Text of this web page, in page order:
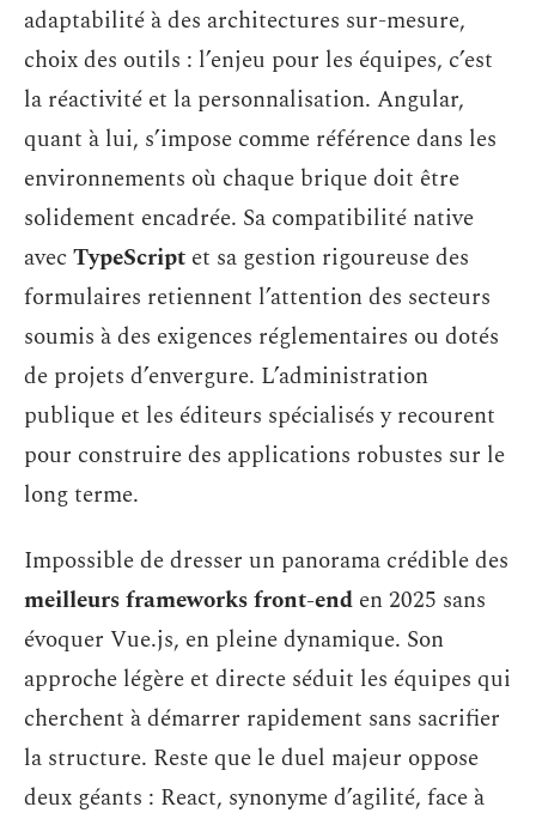
adaptabilité à des architectures sur-mesure,
choix des outils : l’enjeu pour les équipes, c’est
la réactivité et la personnalisation. Angular,
quant à lui, s’impose comme référence dans les
environnements où chaque brique doit être
solidement encadrée. Sa compatibilité native
avecTypeScript et sa gestion rigoureuse des
formulaires retiennent l’attention des secteurs
soumis à des exigences réglementaires ou dotés
de projets d’envergure. L’administration
publique et les éditeurs spécialisés y recourent
pour construire des applications robustes sur le
long terme.
Impossible de dresser un panorama crédible des
meilleurs frameworks front-end en 2025 sans
évoquer Vue.js, en pleine dynamique. Son
approche légère et directe séduit les équipes qui
cherchent à démarrer rapidement sans sacrifier
la structure. Reste que le duel majeur oppose
deux géants : React, synonyme d’agilité, face à